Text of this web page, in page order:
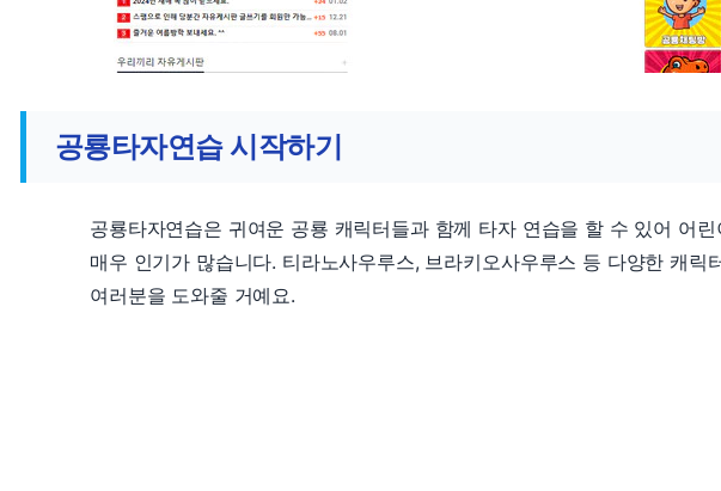
공룡타자연습 시작하기
공룡타자연습은 귀여운 공룡 캐릭터들과 함께 타자 연습을 할 수 있어 어린
매우 인기가 많습니다. 티라노사우루스, 브라키오사우루스 등 다양한 캐릭
여러분을 도와줄 거예요.